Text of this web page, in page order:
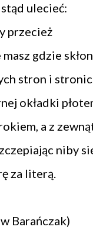
ulecieć:
przecież
gdzie
stron i
okładki
a z
niby
za literą.
Barańczak)